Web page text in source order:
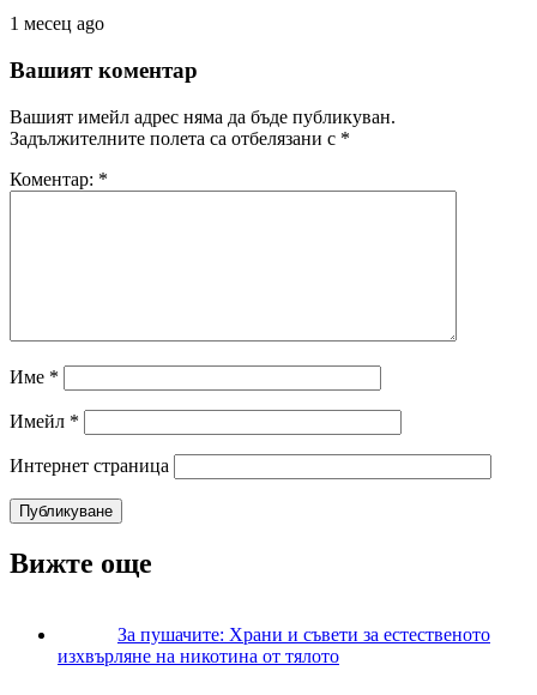
1 месец ago
Вашият коментар
Вашият имейл адрес няма да бъде публикуван.
Задължителните полета са отбелязани с *
Коментар: *
Име *
Имейл *
Интернет страница
Вижте още
За пушачите: Храни и съвети за естественото
изхвърляне на никотина от тялото